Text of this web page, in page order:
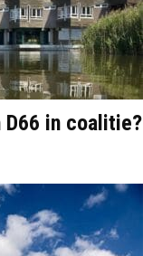
D66 in coalitie?